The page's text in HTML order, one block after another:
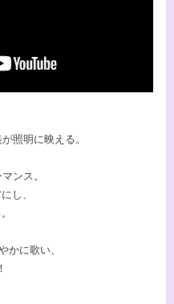
照明に映える。
ンス。
し、
かに歌い、